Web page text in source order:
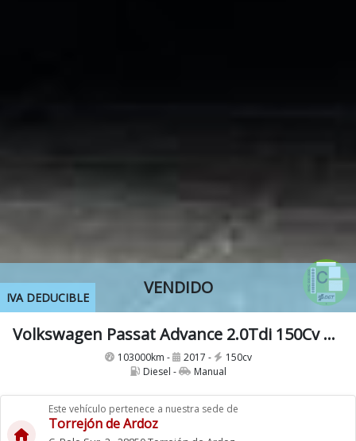
VENDIDO
IVA DEDUCIBLE
Volkswagen Passat Advance 2.0Tdi 150Cv BMT
103000km - 2017 -
150cv
Diesel -
Manual
Este vehículo pertenece a nuestra sede de
Torrejón de Ardoz